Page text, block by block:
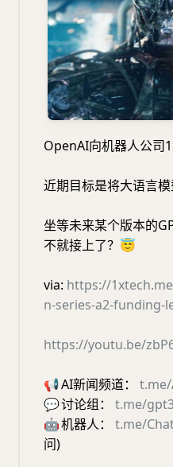
OpenAI向机器人公司
近期目标是将大语言模
坐等未来某个版本的
不就接上了？ 😇
via: https://
n-series-a2-funding-
https://youtu.be/
📢AI新闻频道： t.me/
💬讨论组： t.me/
🤖机器人： t.me/
问)